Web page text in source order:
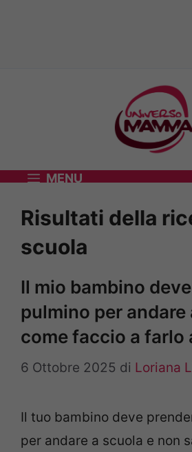
MENU
Risultati della
scuola
Il mio bambino
pulmino per andare
come faccio a farlo
6 Ottobre 2025 di Loriana
Il tuo bambino deve
per andare a scuola e non